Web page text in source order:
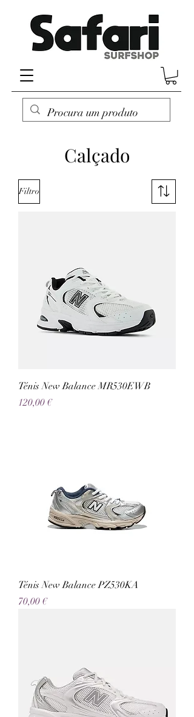
Calçado
Filtro
Ténis New Balance MR530EWB
Preço
120,00 €
Ténis New Balance PZ530KA
Preço
70,00 €